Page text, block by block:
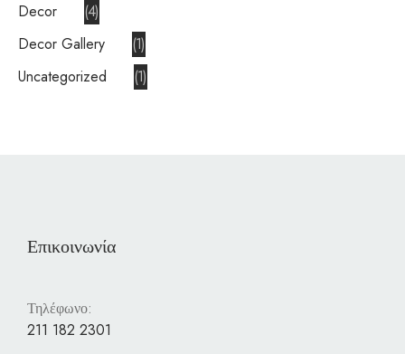
Decor
4
Decor Gallery
1
Uncategorized
1
Επικοινωνία
Τηλέφωνο:
211 182 2301